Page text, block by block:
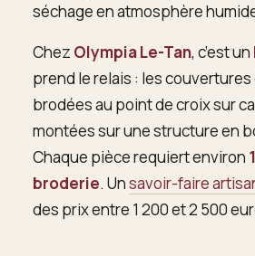
séchage en atmosphère
Chez Olympia Le-Tan, c’est un
prend le relais : les
brodées au point de croix sur
montées sur une structure en
Chaque pièce requiert environ
broderie. Unsavoir-faire
des prix entre 1 200 et 2 500